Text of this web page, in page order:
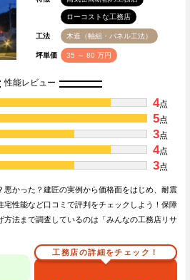
ローコストな工務店
工法 木造（軸組・パネル工法）
坪単価 35 ～ 80 万円
性能レビュー
4点
5点
3点
4点
3点
悪かった？建匠の実例から価格面をはじめ、耐震
宅性能など口コミで評判をチェックしよう！保障
方法まで調査しているのは「みんなの工務店リサ
工務店の詳細をチェック！